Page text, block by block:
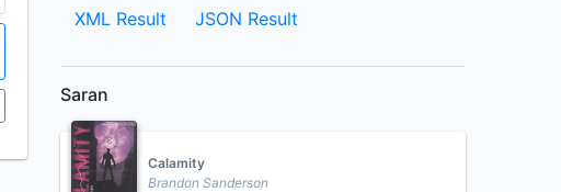
XML Result JSON Result
Saran
Calamity
Brandon Sanderson